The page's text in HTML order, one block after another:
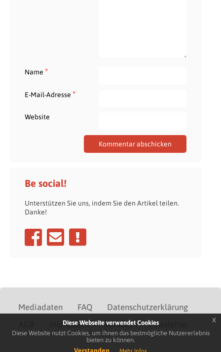
Name *
E-Mail-Adresse *
Website
Be social!
Unterstützen Sie uns, indem Sie den Artikel teilen.
Danke!
Mediadaten FAQ
Datenschutzerklärung
Impressum Kontakt Newsletter
Diese Webseite verwendet Cookies
Diese Website nutzt Cookies, um Ihnen das bestmögliche Nutzererlebnis
bieten zu können.
x